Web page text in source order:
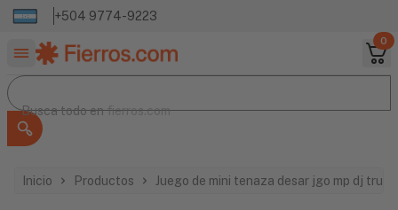
+504 9774-9223
0
Buscar productos
Busca todo en
Busca todo enfierros.com
Inicio Productos Juego de mini tenaza desar jgo mp dj